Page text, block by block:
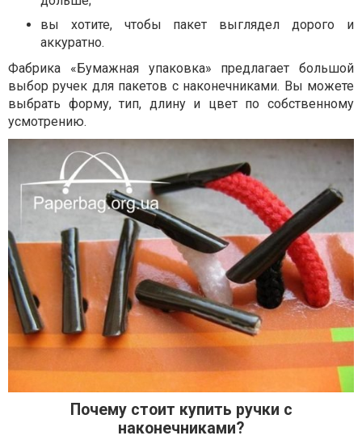
вы хотите, чтобы пакет выглядел дорого и
аккуратно.
Фабрика «Бумажная упаковка» предлагает большой
выбор ручек для пакетов с наконечниками. Вы можете
выбрать форму, тип, длину и цвет по собственному
усмотрению.
Почему стоит купить ручки с
наконечниками?